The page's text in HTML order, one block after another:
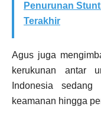
Penurunan
Terakhir
Agus juga
kerukunan antar
Indonesia
keamanan hingga